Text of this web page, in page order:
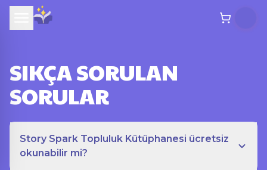
SIKÇA SORULAN
SORULAR
Story Spark Topluluk Kütüphanesi ücretsiz
okunabilir mi?